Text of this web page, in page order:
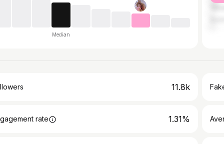
Median
11.8k
rate 1.31%